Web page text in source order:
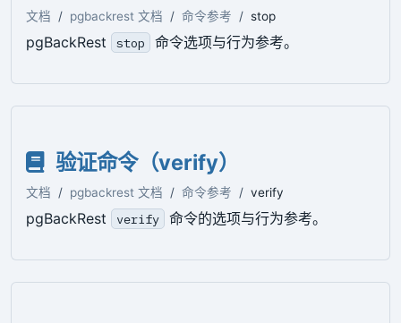
文档 pgbackrest 文档 命令参考 stop
pgBackRest stop 命令选项与行为参考。
验证命令（verify）
文档 pgbackrest 文档 命令参考 verify
pgBackRest verify 命令的选项与行为参考。